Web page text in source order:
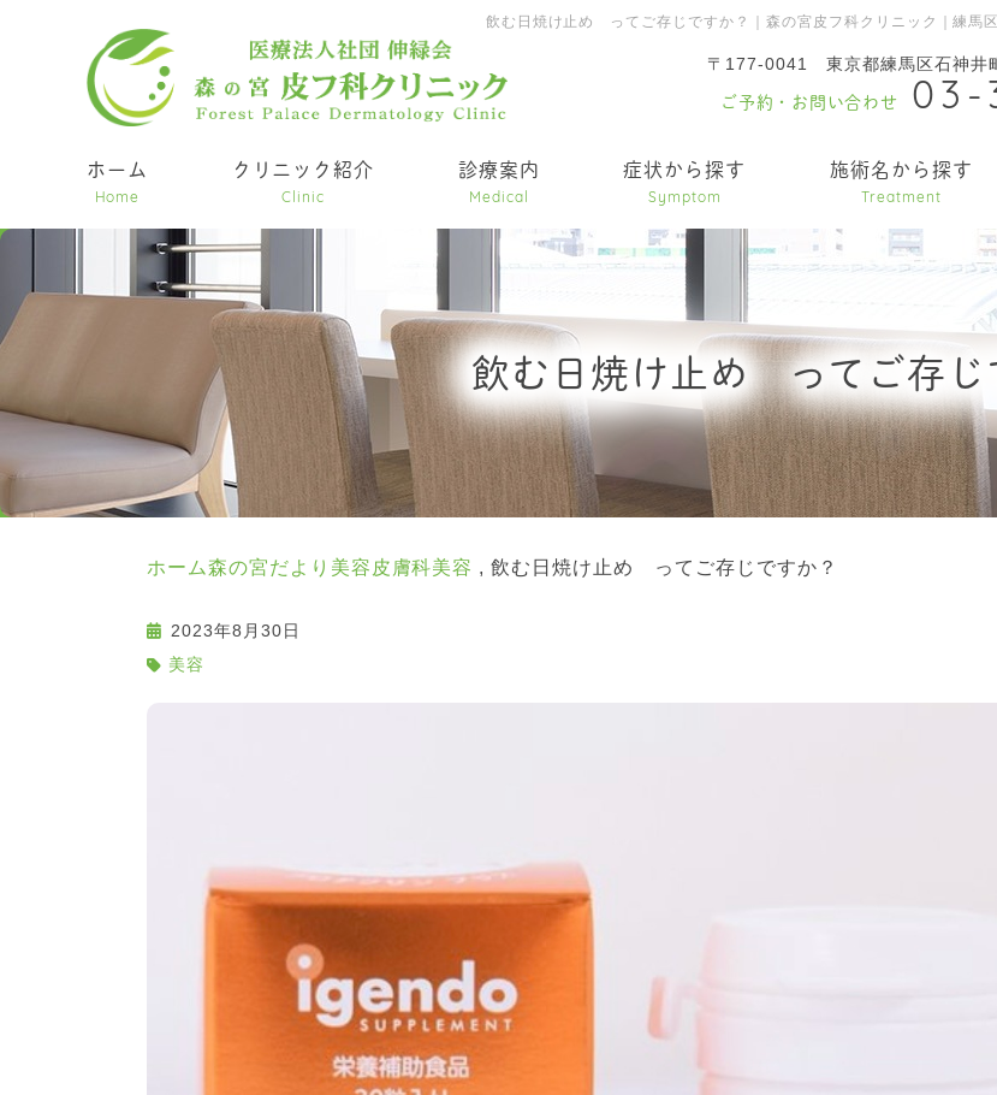
飲む日焼け止め ってご存じですか？｜森の宮皮フ科クリニック｜練馬
〒177-0041 東京都練馬区石神
ご予約・お問い合わせ 03-
ホーム
Home
クリニック紹介
Clinic
診療案内
Medical
症状から探す
Symptom
施術名から探す
Treatment
飲む日焼け止め ってご存じ
ホーム森の宮だより 美容皮膚科美容 飲む日焼け止め ってご存じですか？
2023年8月30日
美容